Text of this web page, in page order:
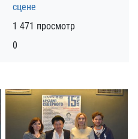
сцене
1 471 просмотр
0